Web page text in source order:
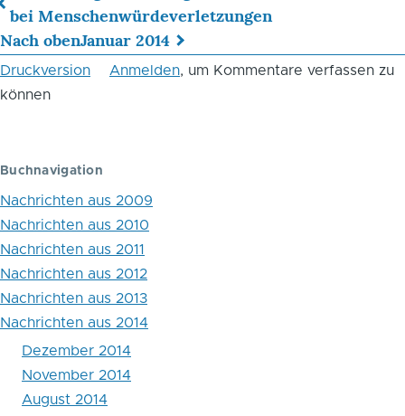
Links
für
das
Buch
Eine
Art
natürliches
Experiment
(Nicht-)Zusammenhang
zwischen
bei Menschenwürdeverletzungen
Nach obenJanuar 2014
Druckversion Anmelden, um Kommentare verfassen zu
können
Buchnavigation
Nachrichten aus 2009
Nachrichten aus 2010
Nachrichten aus 2011
Nachrichten aus 2012
Nachrichten aus 2013
Nachrichten aus 2014
Dezember 2014
November 2014
August 2014